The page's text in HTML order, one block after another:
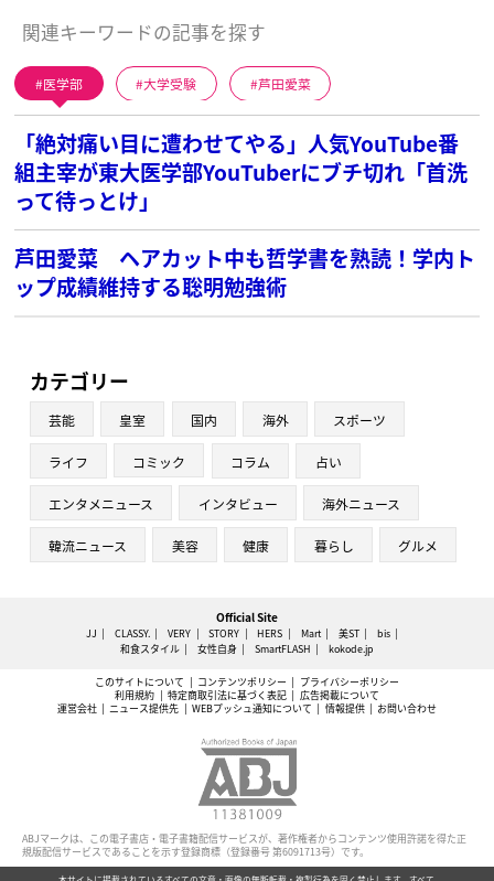
関連キーワードの記事を探す
医学部 大学受験 芦田愛菜
「絶対痛い目に遭わせてやる」人気YouTube番
組主宰が東大医学部YouTuberにブチ切れ「首洗
って待っとけ」
芦田愛菜 ヘアカット中も哲学書を熟読！学内ト
ップ成績維持する聡明勉強術
カテゴリー
芸能 皇室 国内 海外 スポーツ
ライフ コミック コラム 占い
エンタメニュース インタビュー 海外ニュース
韓流ニュース 美容 健康 暮らし グルメ
Official Site
JJ CLASSY. VERY STORY HERS Mart 美ST
bis
和食スタイル
女性自身 SmartFLASH kokode.jp
このサイトについて コンテンツポリシー
プライバシーポリシー
利用規約
特定商取引法に基づく表記
広告掲載について
運営会社
ニュース提供先 WEBプッシュ通知について 情報提供 お問い合わせ
ABJマークは、この電子書店・電子書籍配信サービスが、著作権者からコンテンツ使用許諾を得た正
規版配信サービスであることを示す登録商標（登録番号 第6091713号）です。